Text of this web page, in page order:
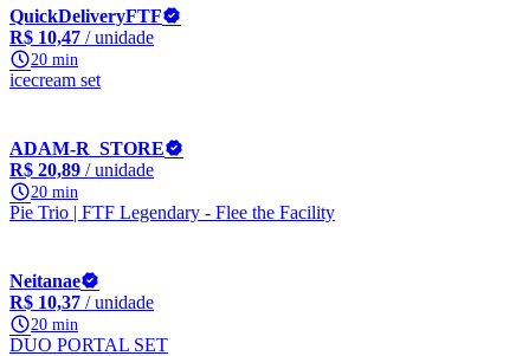
QuickDeliveryFTF
R$ 10,47 / unidade
20 min
icecream set
ADAM-R_STORE
R$ 20,89 / unidade
20 min
Pie Trio | FTF Legendary - Flee the Facility
Neitanae
R$ 10,37 / unidade
20 min
DUO PORTAL SET